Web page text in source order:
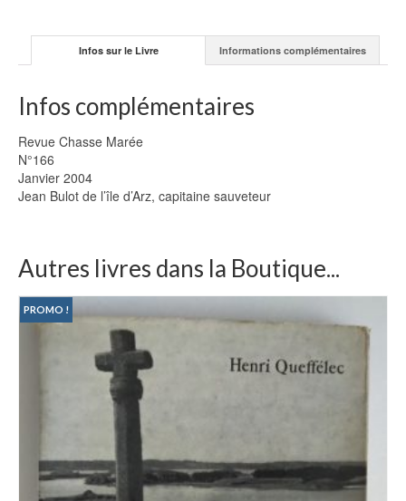
Infos sur le Livre Informations complémentaires
Infos complémentaires
Revue Chasse Marée
N°166
Janvier 2004
Jean Bulot de l’île d’Arz, capitaine sauveteur
Autres livres dans la Boutique...
PROMO !